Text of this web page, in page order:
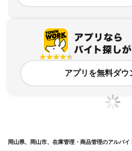
アプリを無料ダウ
岡山県、岡山市、在庫管理・商品管理のアルバイ